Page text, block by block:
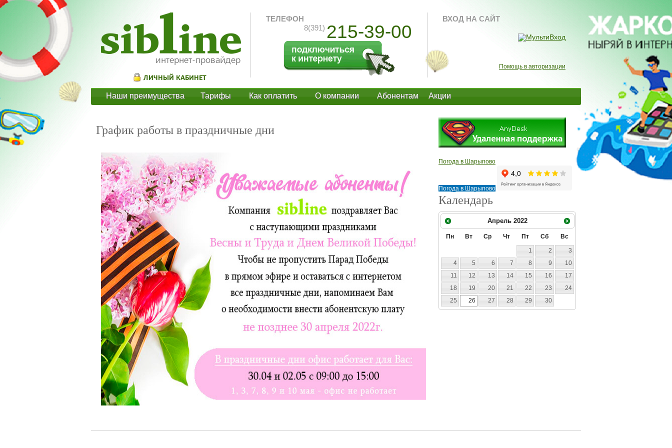
ТЕЛЕФОН
8(391) 215-39-00
ВХОД НА САЙТ
Помощь в авторизации
Наши преимущества Тарифы Как оплатить О компании Абонентам Акции
График работы в праздничные дни
Погода в Шарыпово
Погода в Шарыпово
Календарь
Апрель 2022
Пн Вт Ср Чт Пт Сб Вс
1 2
3
4
5 6 7 8 9
10
11
12 13 14 15 16
17
18
19 20 21 22 23
24
25
26 27 28 29 30